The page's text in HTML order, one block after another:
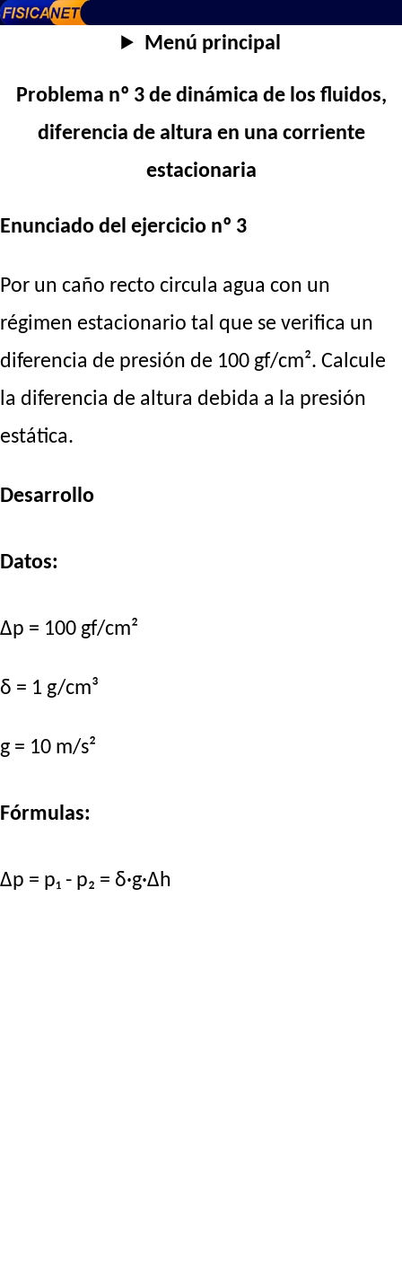
Menú principal
Problema nº 3 de dinámica de los fluidos,
diferencia de altura en una corriente
estacionaria
Enunciado del ejercicio nº 3
Por un caño recto circula agua con un
régimen estacionario tal que se verifica un
diferencia de presión de 100 gf/cm². Calcule
la diferencia de altura debida a la presión
estática.
Desarrollo
Datos:
Δp = 100 gf/cm²
δ = 1 g/cm³
g = 10 m/s²
Fórmulas:
Δp = p₁ - p₂ = δ·g·Δh